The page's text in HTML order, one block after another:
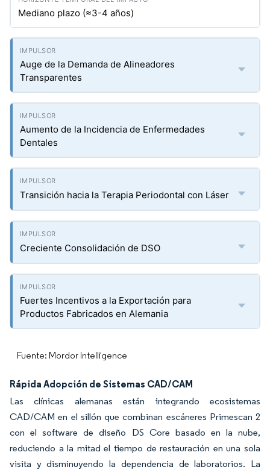
Mediano plazo (≈3-4 años)
Auge de la Demanda de Alineadores
Transparentes
Aumento de la Incidencia de Enfermedades
Dentales
Transición hacia la Terapia Periodontal con Láser
Creciente Consolidación de DSO
Fuertes Incentivos a la Exportación para
Productos Fabricados en Alemania
Fuente: Mordor Intelligence
Rápida Adopción de Sistemas CAD/CAM
Las clínicas alemanas están integrando ecosistemas
CAD/CAM en el sillón que combinan escáneres Primescan 2
con el software de diseño DS Core basado en la nube,
reduciendo a la mitad el tiempo de restauración en una sola
visita y disminuyendo la dependencia de laboratorios. La